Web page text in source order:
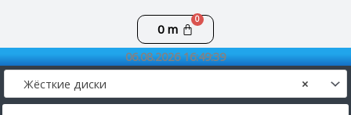
0m
Корзина
06.08.2026 16:49:39
×
Жёсткие диски